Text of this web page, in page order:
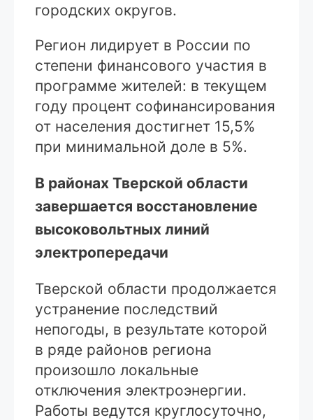
городских округов.
Регион лидирует в России по
степени финансового участия в
программе жителей: в текущем
году процент софинансирования
от населения достигнет 15,5%
при минимальной доле в 5%.
В районах Тверской области
завершается восстановление
высоковольтных линий
электропередачи
Тверской области продолжается
устранение последствий
непогоды, в результате которой
в ряде районов региона
произошло локальные
отключения электроэнергии.
Работы ведутся круглосуточно,